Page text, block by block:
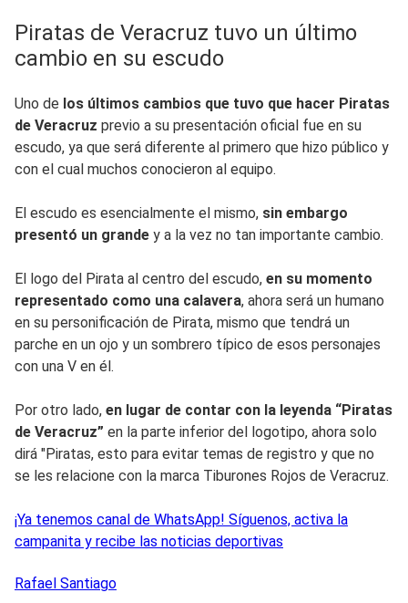
Piratas de Veracruz tuvo un último
cambio en su escudo
Uno de los últimos cambios que tuvo que hacer Piratas
de Veracruz previo a su presentación oficial fue en su
escudo, ya que será diferente al primero que hizo público y
con el cual muchos conocieron al equipo.
El escudo es esencialmente el mismo, sin embargo
presentó un grande y a la vez no tan importante cambio.
El logo del Pirata al centro del escudo, en su momento
representado como una calavera, ahora será un humano
en su personificación de Pirata, mismo que tendrá un
parche en un ojo y un sombrero típico de esos personajes
con una V en él.
Por otro lado, en lugar de contar con la leyenda “Piratas
de Veracruz” en la parte inferior del logotipo, ahora solo
dirá "Piratas, esto para evitar temas de registro y que no
se les relacione con la marca Tiburones Rojos de Veracruz.
¡Ya tenemos canal de WhatsApp! Síguenos, activa la
campanita y recibe las noticias deportivas
Rafael Santiago